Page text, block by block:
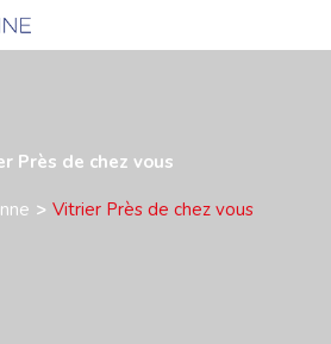
Près de chez vous
Vitrier Près de chez vous